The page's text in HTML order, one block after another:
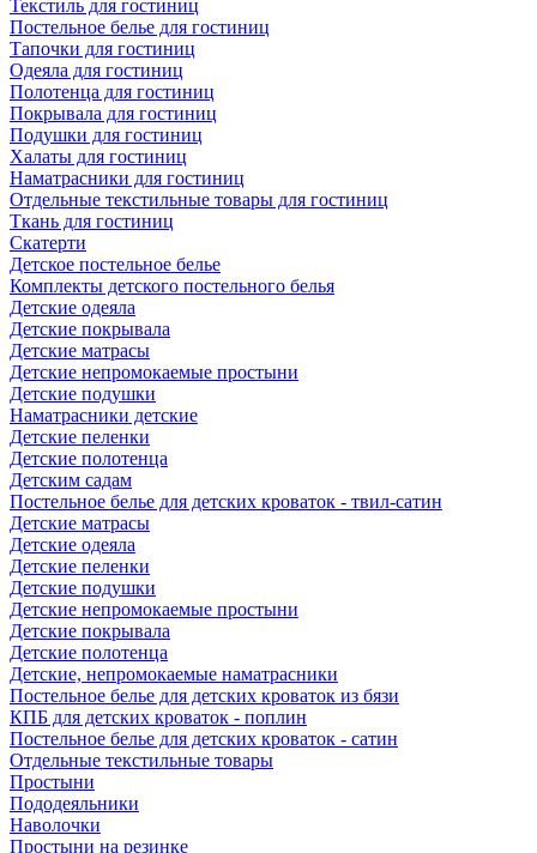
Текстиль для гостиниц
Постельное белье для гостиниц
Тапочки для гостиниц
Одеяла для гостиниц
Полотенца для гостиниц
Покрывала для гостиниц
Подушки для гостиниц
Халаты для гостиниц
Наматрасники для гостиниц
Отдельные текстильные товары для гостиниц
Ткань для гостиниц
Скатерти
Детское постельное белье
Комплекты детского постельного белья
Детские одеяла
Детские покрывала
Детские матрасы
Детские непромокаемые простыни
Детские подушки
Наматрасники детские
Детские пеленки
Детские полотенца
Детским садам
Постельное белье для детских кроваток - твил-сатин
Детские матрасы
Детские одеяла
Детские пеленки
Детские подушки
Детские непромокаемые простыни
Детские покрывала
Детские полотенца
Детские, непромокаемые наматрасники
Постельное белье для детских кроваток из бязи
КПБ для детских кроваток - поплин
Постельное белье для детских кроваток - сатин
Отдельные текстильные товары
Простыни
Пододеяльники
Наволочки
Простыни на резинке